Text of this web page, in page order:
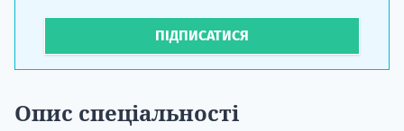
ПІДПИСАТИСЯ
Опис спеціальності